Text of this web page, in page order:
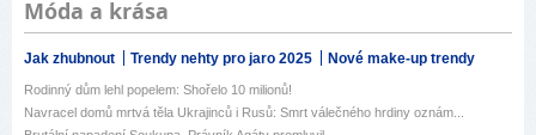
Móda a krása
Jak zhubnout Trendy nehty pro jaro 2025 Nové make-up trendy
Rodinný dům lehl popelem: Shořelo 10 milionů!
Navracel domů mrtvá těla Ukrajinců i Rusů: Smrt válečného hrdiny oznám...